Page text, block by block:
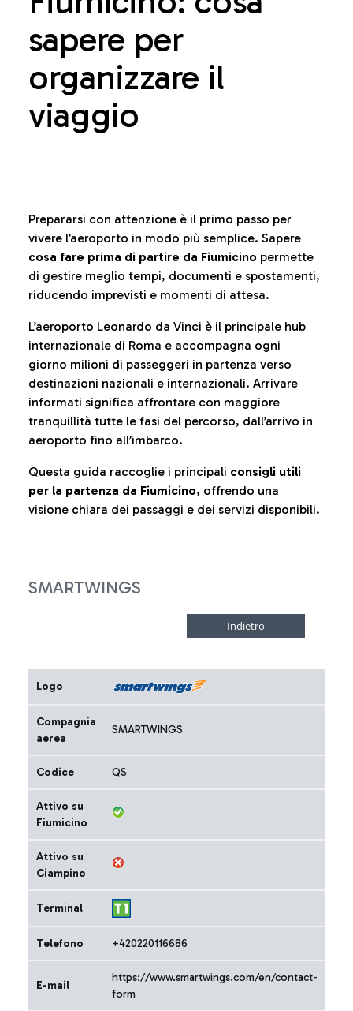
sapere per
organizzare il
viaggio
Prepararsi con attenzione è il primo passo per
vivere l’aeroporto in modo più semplice. Sapere
cosa fare prima di partire da Fiumicino permette
di gestire meglio tempi, documenti e spostamenti,
riducendo imprevisti e momenti di attesa.
L’aeroporto Leonardo da Vinci è il principale hub
internazionale di Roma e accompagna ogni
giorno milioni di passeggeri in partenza verso
destinazioni nazionali e internazionali. Arrivare
informati significa affrontare con maggiore
tranquillità tutte le fasi del percorso, dall’arrivo in
aeroporto fino all’imbarco.
Questa guida raccoglie i principali consigli utili
per la partenza da Fiumicino, offrendo una
visione chiara dei passaggi e dei servizi disponibili.
SMARTWINGS
Logo
Compagnia
aerea
SMARTWINGS
Codice QS
Attivo su
Fiumicino
Attivo su
Ciampino
Terminal
Telefono +420220116686
E-mail
https://www.smartwings.com/en/contact-
form